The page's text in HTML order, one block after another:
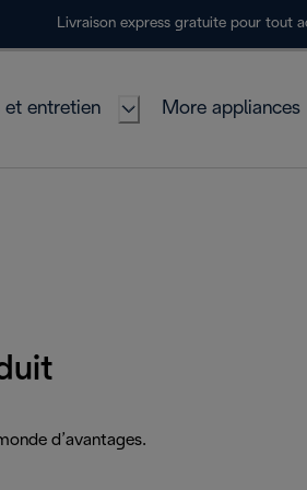
Livraison express gratuite pour tout
et entretien More appliances
d’avantages.